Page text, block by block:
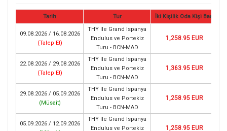
Tarih Tur İki Kişilik Oda Kişi Başı
09.08.2026 / 16.08.2026
(Talep Et)
THY Ile Grand Ispanya
Endulus ve Portekiz
Turu - BCN-MAD
1,258.95 EUR
22.08.2026 / 29.08.2026
(Talep Et)
THY Ile Grand Ispanya
Endulus ve Portekiz
Turu - BCN-MAD
1,363.95 EUR
29.08.2026 / 05.09.2026
(Müsait)
THY Ile Grand Ispanya
Endulus ve Portekiz
Turu - BCN-MAD
1,258.95 EUR
05.09.2026 / 12.09.2026
THY Ile Grand Ispanya
Endulus ve Portekiz
1,258.95 EUR